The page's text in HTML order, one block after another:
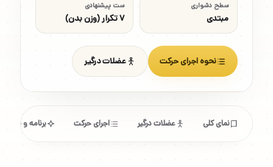
سطح دشواری
مبتدی
ست پیشنهادی
۷ تکرار (وزن بدن)
نحوه اجرای حرکت عضلات درگیر
نمای کلی عضلات درگیر اجرای حرکت برنامه و